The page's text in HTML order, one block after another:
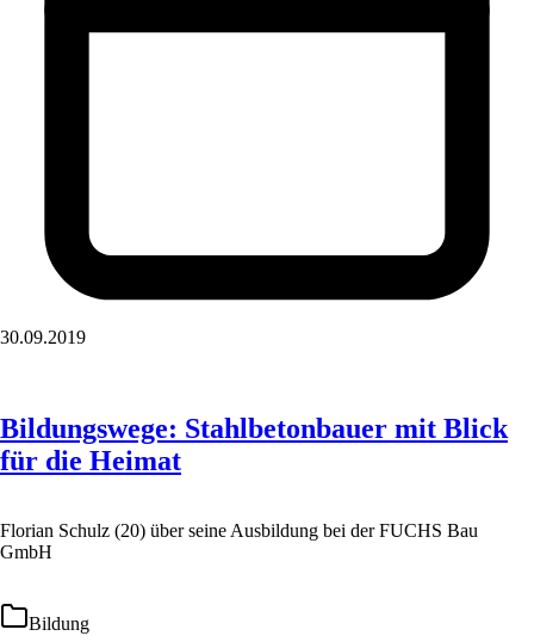
30.09.2019
Bildungswege: Stahlbetonbauer mit Blick
für die Heimat
Florian Schulz (20) über seine Ausbildung bei der FUCHS Bau
GmbH
Bildung